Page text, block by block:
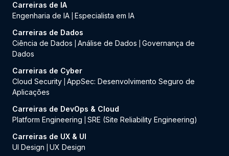
Carreiras de IA
Engenharia de IA Especialista em IA
Carreiras de Dados
Ciência de Dados
Análise de Dados
Governança de
Dados
Carreiras de Cyber
Cloud Security AppSec: Desenvolvimento Seguro de
Aplicações
Carreiras de DevOps & Cloud
Platform Engineering
SRE (Site Reliability Engineering)
Carreiras de UX & UI
UI Design
UX Design